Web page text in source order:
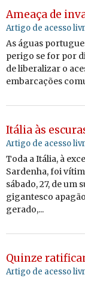
Ameaça de
Artigo de acesso
As águas
perigo se for por
de liberalizar o
embarcações
Itália às
Artigo de acesso
Toda a Itália, à
Sardenha, foi
sábado, 27, de um
gigantesco
gerado,...
Quinze
Artigo de acesso